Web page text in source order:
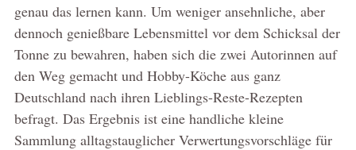
genau das lernen kann. Um weniger ansehnliche, aber
dennoch genießbare Lebensmittel vor dem Schicksal der
Tonne zu bewahren, haben sich die zwei Autorinnen auf
den Weg gemacht und Hobby-Köche aus ganz
Deutschland nach ihren Lieblings-Reste-Rezepten
befragt. Das Ergebnis ist eine handliche kleine
Sammlung alltagstauglicher Verwertungsvorschläge für